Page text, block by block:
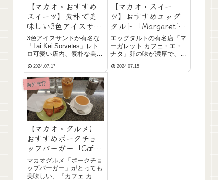
【マカオ・おすすめ
スイーツ】素朴で美
味しい3色アイスサン
ドの「Lai Kei
Sorvetes」
3色アイスサンドが有名な
「Lai Kei Sorvetes」レト
ロ可愛い店内、素朴な美味
にぴったりのお店です。
2024.07.17
【マカオ・スイー
ツ】おすすめエッグ
タルト「Margaret’s
cafe e Nata」
エッグタルトの有名店「マ
ーガレット カフェ・エ・
ナタ」卵の味が濃厚で、な
ムとサクッサクのパイ生地
2024.07.15
海外旅行
【マカオ・グルメ】
おすすめポークチョ
ップバーガー「Cafe
Kam Ma Lon」
マカオグルメ「ポークチョ
ップバーガー」がとっても
美味しい、『カフェ カム